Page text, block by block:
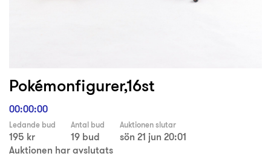
Pokémonfigurer,16st
00:00:00
Ledande bud
195 kr
Antal bud
19 bud
Auktionen slutar
sön 21 jun 20:01
Auktionen har avslutats